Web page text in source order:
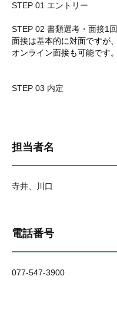
STEP 01 エントリー
STEP 02 書類選考・面接1回
面接は基本的に対面ですが、
オンライン面接も可能です。
STEP 03 内定
担当者名
寺井、川口
電話番号
077-547-3900